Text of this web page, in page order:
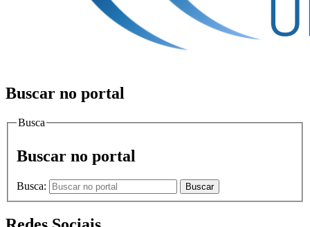
Buscar no portal
Busca
Buscar no portal
Busca: Buscar